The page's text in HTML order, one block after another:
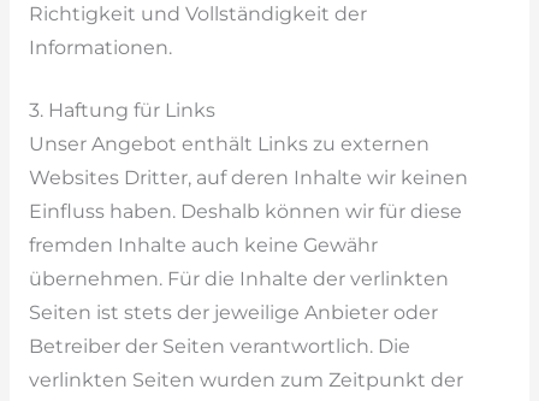
Richtigkeit und Vollständigkeit der
Informationen.
3. Haftung für Links
Unser Angebot enthält Links zu externen
Websites Dritter, auf deren Inhalte wir keinen
Einfluss haben. Deshalb können wir für diese
fremden Inhalte auch keine Gewähr
übernehmen. Für die Inhalte der verlinkten
Seiten ist stets der jeweilige Anbieter oder
Betreiber der Seiten verantwortlich. Die
verlinkten Seiten wurden zum Zeitpunkt der